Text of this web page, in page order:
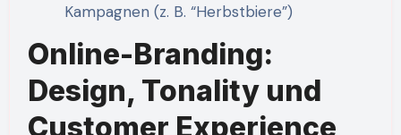
Kampagnen (z. B. “Herbstbiere”)
Online-Branding:
Design, Tonality und
Customer Experience